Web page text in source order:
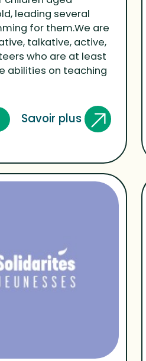
leading several
for them.We are
talkative, active,
who are at least
abilities on teaching
Savoir plus